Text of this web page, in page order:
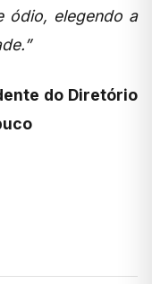
ódio, elegendo a
do Diretório